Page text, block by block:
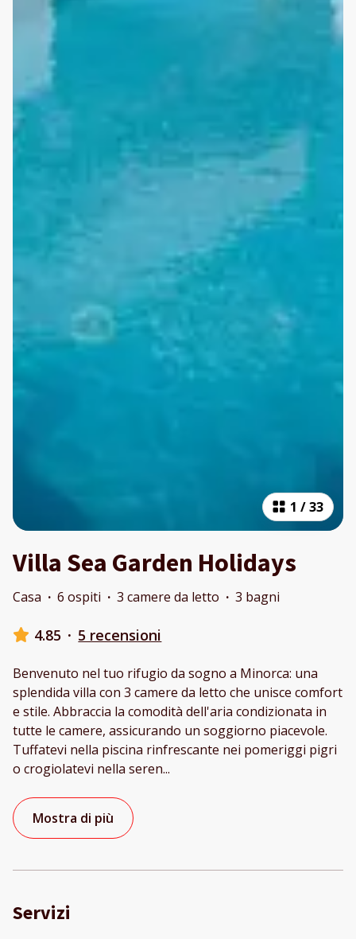
1 /33
Villa Sea Garden Holidays
Casa · 6 ospiti · 3 camere da letto · 3 bagni
4.85 · 5 recensioni
Benvenuto nel tuo rifugio da sogno a Minorca: una
splendida villa con 3 camere da letto che unisce comfort
e stile. Abbraccia la comodità dell'aria condizionata in
tutte le camere, assicurando un soggiorno piacevole.
Tuffatevi nella piscina rinfrescante nei pomeriggi pigri
o crogiolatevi nella seren...
Mostra di più
Servizi